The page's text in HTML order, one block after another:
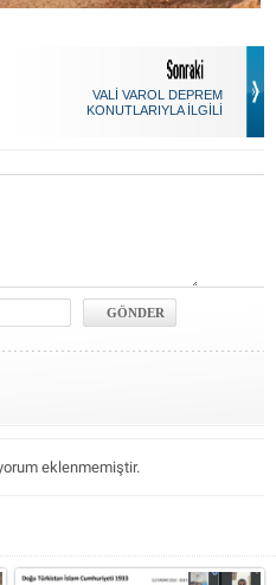
VALİ VAROL DEPREM
KONUTLARIYLA İLGİLİ
eklenmemiştir.